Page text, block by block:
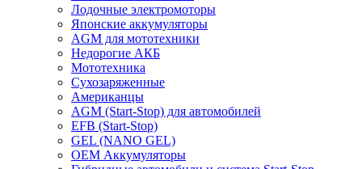
Лодочные электромоторы
Японские аккумуляторы
AGM для мототехники
Недорогие АКБ
Мототехника
Сухозаряженные
Американцы
AGM (Start-Stop) для автомобилей
EFB (Start-Stop)
GEL (NANO GEL)
OEM Аккумуляторы